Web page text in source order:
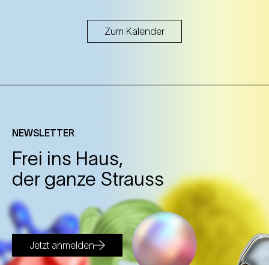
Zum Kalender
NEWSLETTER
Frei ins Haus,
der ganze Strauss
Jetzt anmelden